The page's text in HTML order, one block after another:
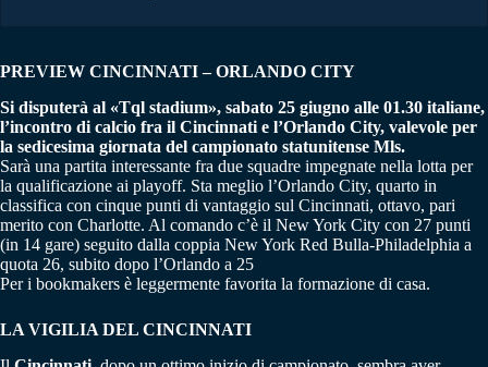
PREVIEW CINCINNATI – ORLANDO CITY
Si disputerà al «Tql stadium», sabato 25 giugno alle 01.30 italiane,
l’incontro di calcio fra il Cincinnati e l’Orlando City, valevole per
la sedicesima giornata del campionato statunitense Mls.
Sarà una partita interessante fra due squadre impegnate nella lotta per
la qualificazione ai playoff. Sta meglio l’Orlando City, quarto in
classifica con cinque punti di vantaggio sul Cincinnati, ottavo, pari
merito con Charlotte. Al comando c’è il New York City con 27 punti
(in 14 gare) seguito dalla coppia New York Red Bulla-Philadelphia a
quota 26, subito dopo l’Orlando a 25
Per i bookmakers è leggermente favorita la formazione di casa.
LA VIGILIA DEL CINCINNATI